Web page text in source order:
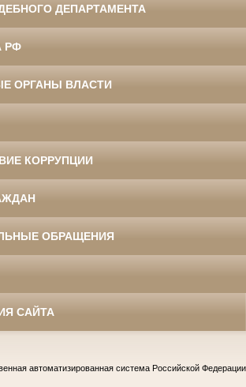
ДЕПАРТАМЕНТА
РФ
ОРГАНЫ ВЛАСТИ
КОРРУПЦИИ
ОБРАЩЕНИЯ
САЙТА
автоматизированная система Российской